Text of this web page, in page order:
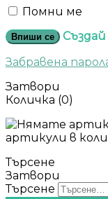
Помни ме
Впиши се
Забравена
Затвори
Количка (0)
артикули в
Търсене
Затвори
Търсене